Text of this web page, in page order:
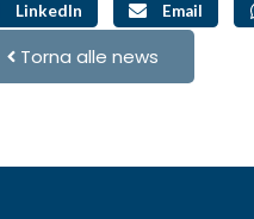
LinkedIn Email
Torna alle news